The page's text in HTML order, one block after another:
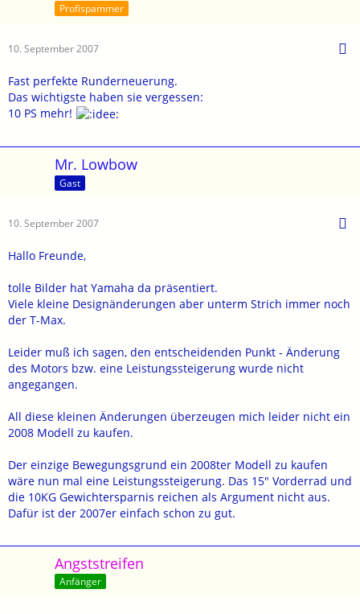
Profispammer
10. September 2007
Fast perfekte Runderneuerung.
Das wichtigste haben sie vergessen:
10 PS mehr!
Mr. Lowbow
Gast
10. September 2007
Hallo Freunde,
tolle Bilder hat Yamaha da präsentiert.
Viele kleine Designänderungen aber unterm Strich immer noch
der T-Max.
Leider muß ich sagen, den entscheidenden Punkt - Änderung
des Motors bzw. eine Leistungssteigerung wurde nicht
angegangen.
All diese kleinen Änderungen überzeugen mich leider nicht ein
2008 Modell zu kaufen.
Der einzige Bewegungsgrund ein 2008ter Modell zu kaufen
wäre nun mal eine Leistungssteigerung. Das 15" Vorderrad und
die 10KG Gewichtersparnis reichen als Argument nicht aus.
Dafür ist der 2007er einfach schon zu gut.
Angststreifen
Anfänger